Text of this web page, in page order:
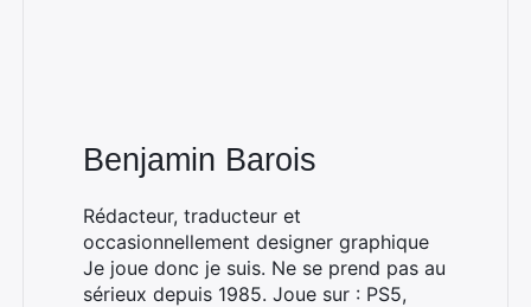
Benjamin Barois
Rédacteur, traducteur et
occasionnellement designer graphique
Je joue donc je suis. Ne se prend pas au
sérieux depuis 1985. Joue sur : PS5,